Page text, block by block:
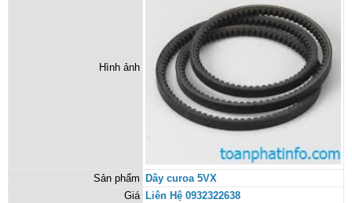
Hình ảnh
Sản phẩm
Dây curoa 5VX
Giá Liên Hệ 0932322638